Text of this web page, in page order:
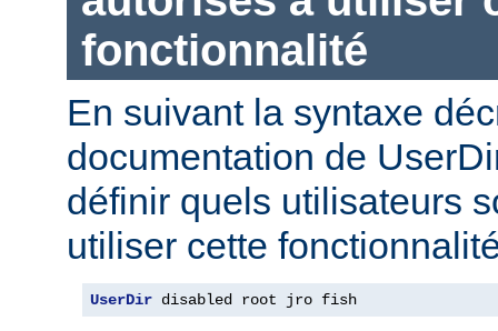
fonctionnalité
En suivant la syntaxe
documentation de
définir quels utilisateurs
utiliser cette
UserDir disabled root jro fish